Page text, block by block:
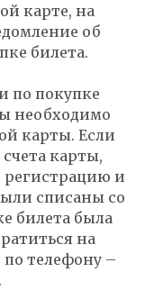
карте, на
об
билета.
по покупке
необходимо
карты. Если
карты,
и
списаны со
билета была
на
телефону –